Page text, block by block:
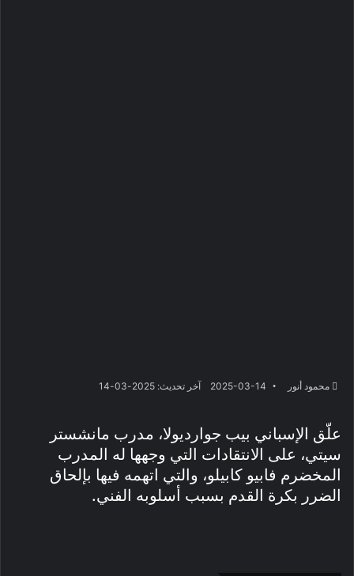
محمود أنور 2025-03-14 آخر تحديث: 2025-03-14
علّق الإسباني بيب جوارديولا، مدرب مانشستر
سيتي، على الانتقادات التي وجهها له المدرب
المخضرم فابيو كابيلو، والتي اتهمه فيها بإلحاق
الضرر بكرة القدم بسبب أسلوبه الفني.